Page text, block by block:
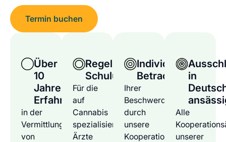
Termin buchen
Über
10
Jahre
Erfahrung
in der
Vermittlung
von
Regelmäßige
Schulungen
Für die
auf
Cannabis
spezialisierten
Ärzte
Individuelle
Betrachtung
Ihrer
Beschwerden
durch
unsere
Kooperationsärzte
in
Alle
unserer